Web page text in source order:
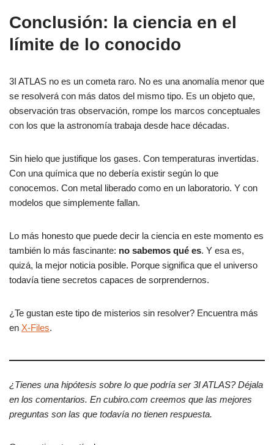
Conclusión: la ciencia en el
límite de lo conocido
3I ATLAS no es un cometa raro. No es una anomalía menor que
se resolverá con más datos del mismo tipo. Es un objeto que,
observación tras observación, rompe los marcos conceptuales
con los que la astronomía trabaja desde hace décadas.
Sin hielo que justifique los gases. Con temperaturas invertidas.
Con una química que no debería existir según lo que
conocemos. Con metal liberado como en un laboratorio. Y con
modelos que simplemente fallan.
Lo más honesto que puede decir la ciencia en este momento es
también lo más fascinante: no sabemos qué es. Y esa es,
quizá, la mejor noticia posible. Porque significa que el universo
todavía tiene secretos capaces de sorprendernos.
¿Te gustan este tipo de misterios sin resolver? Encuentra más
en X-Files.
¿Tienes una hipótesis sobre lo que podría ser 3I ATLAS? Déjala
en los comentarios. En cubiro.com creemos que las mejores
preguntas son las que todavía no tienen respuesta.